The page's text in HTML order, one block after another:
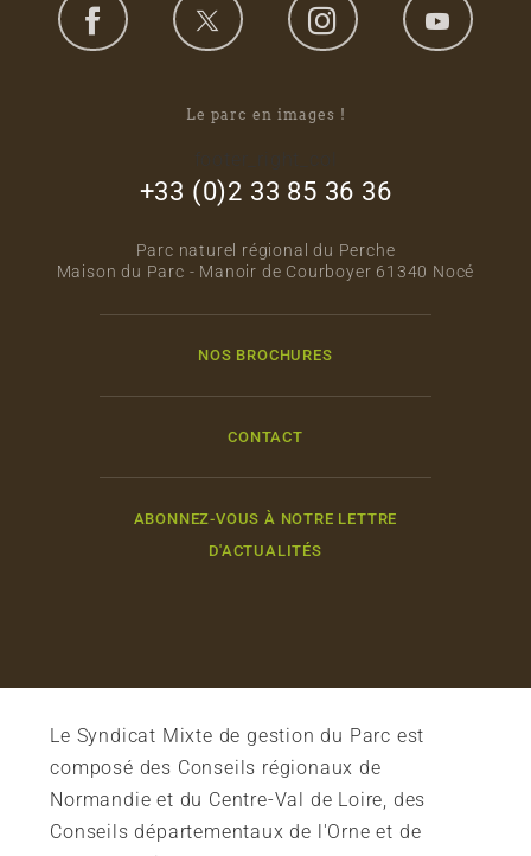
Le parc en images !
+33 (0)2 33 85 36 36
Parc naturel régional du Perche
Maison du Parc - Manoir de Courboyer 61340 Nocé
NOS BROCHURES
CONTACT
ABONNEZ-VOUS À NOTRE LETTRE
D'ACTUALITÉS
Le Syndicat Mixte de gestion du Parc est
composé des Conseils régionaux de
Normandie et du Centre-Val de Loire, des
Conseils départementaux de l'Orne et de